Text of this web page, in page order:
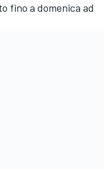
fino a domenica ad